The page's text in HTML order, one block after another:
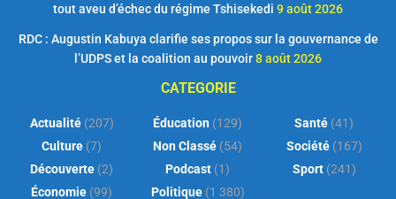
tout aveu d’échec du régime Tshisekedi 9 août 2026
RDC : Augustin Kabuya clarifie ses propos sur la gouvernance de
l’UDPS et la coalition au pouvoir8 août 2026
CATEGORIE
Actualité(207)
Culture (7)
Découverte (2)
Économie (99)
Éducation (129)
Non Classé (54)
Podcast (1)
Politique(1 380)
Santé (41)
Société(167)
Sport(241)